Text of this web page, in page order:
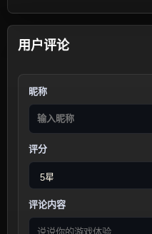
用户评论
昵称
评分
评论内容